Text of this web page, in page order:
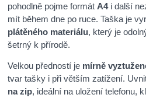
pohodlně pojme formát A4i další
mít během dne po ruce. Taška je
plátěného materiálu, který je
šetrný k přírodě.
Velkou předností je mírně
tvar tašky i při větším zatížení.
na zip, ideální na uložení telefonu,